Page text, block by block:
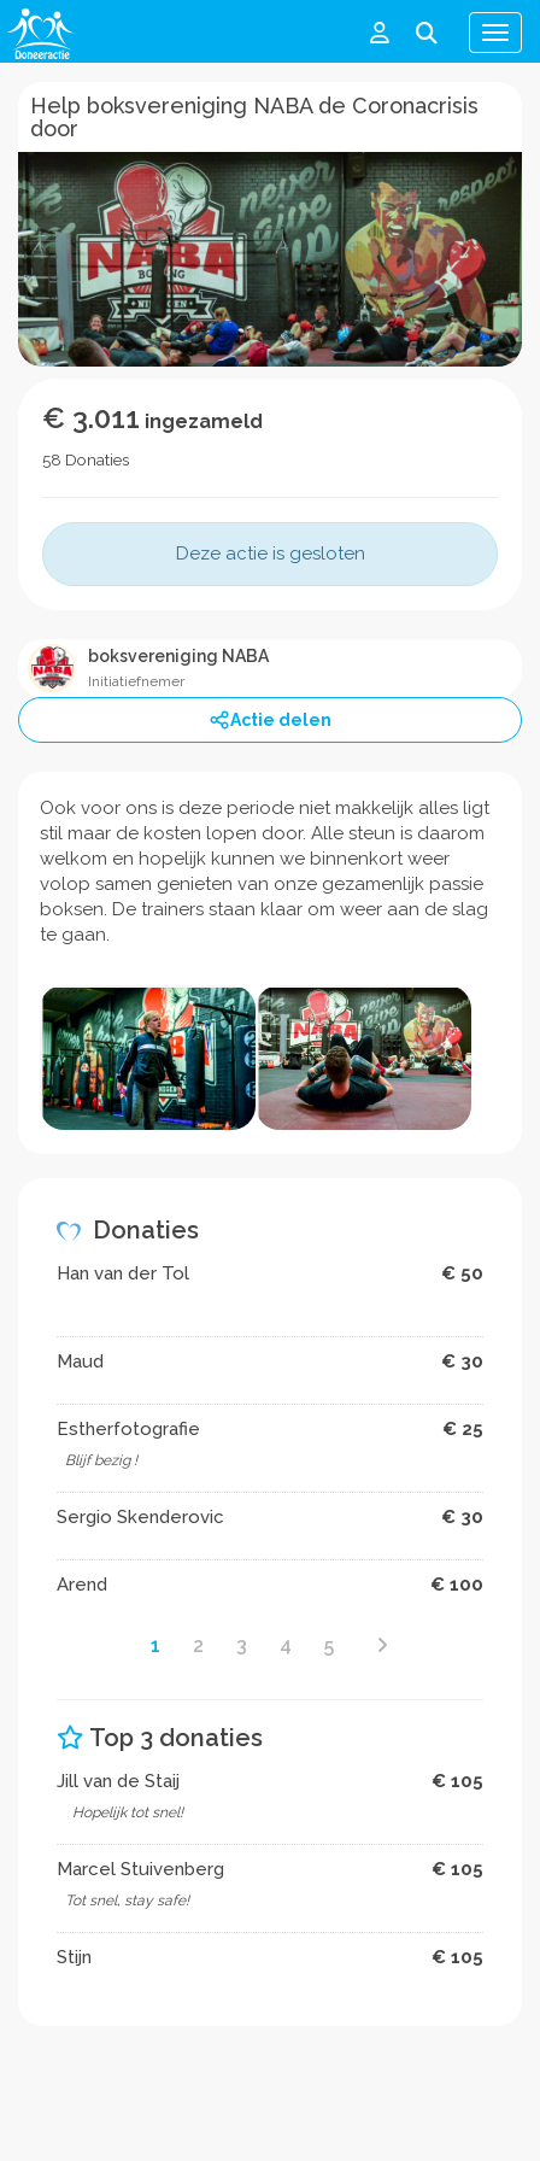
Menu
Help boksvereniging NABA de Coronacrisis
door
€ 3.011 ingezameld
58 Donaties
Deze actie is gesloten
boksvereniging NABA
Initiatiefnemer
Actie delen
Ook voor ons is deze periode niet makkelijk alles ligt
stil maar de kosten lopen door. Alle steun is daarom
welkom en hopelijk kunnen we binnenkort weer
volop samen genieten van onze gezamenlijk passie
boksen. De trainers staan klaar om weer aan de slag
te gaan.
Donaties
Han van der Tol € 50
Maud € 30
Estherfotografie € 25
Blijf bezig !
Sergio Skenderovic € 30
Arend € 100
1 2 3 4 5
Top 3 donaties
Jill van de Staij € 105
️ ️ Hopelijk tot snel!
Marcel Stuivenberg € 105
Tot snel, stay safe!
Stijn € 105